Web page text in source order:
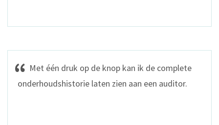
Met één druk op de knop kan ik de complete
onderhoudshistorie laten zien aan een auditor.